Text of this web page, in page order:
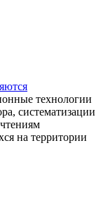
технологии
систематизации
на территории